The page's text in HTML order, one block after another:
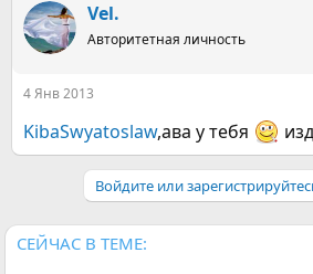
Vel.
Авторитетная личность
4 Янв 2013
KibaSwyatoslaw,ава у тебя
Войдите или
СЕЙЧАС В ТЕМЕ: